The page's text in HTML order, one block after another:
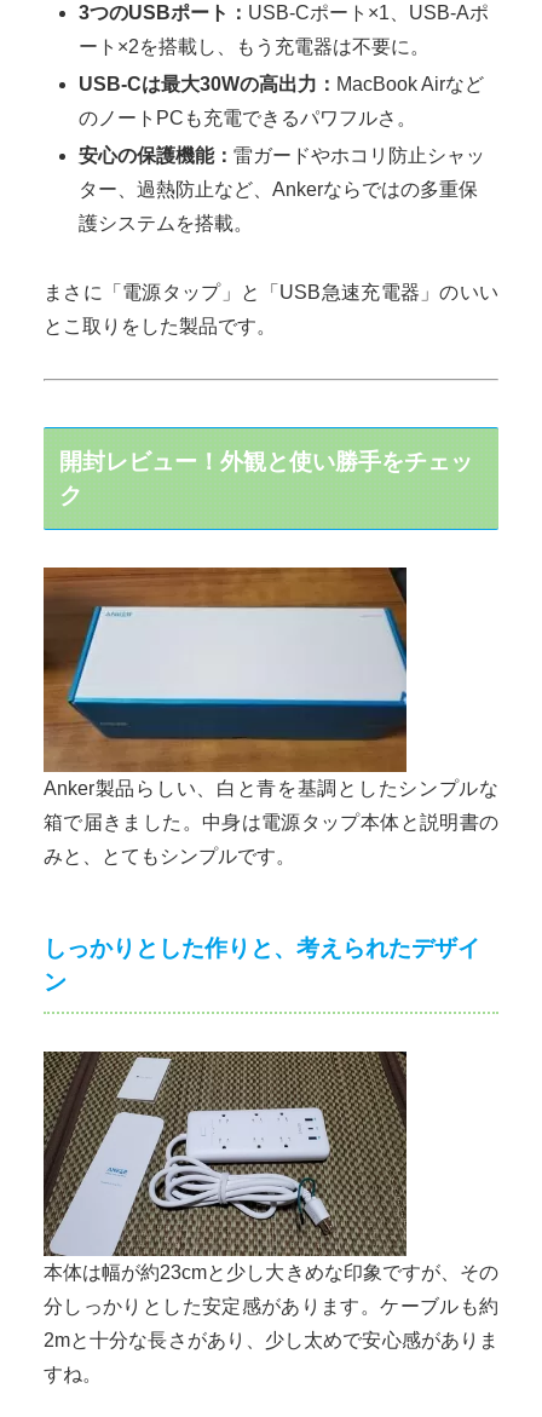
3つのUSBポート： USB-Cポート×1、USB-Aポ
ート×2を搭載し、もう充電器は不要に。
USB-Cは最大30Wの高出力： MacBook Airなど
のノートPCも充電できるパワフルさ。
安心の保護機能：雷ガードやホコリ防止シャッ
ター、過熱防止など、Ankerならではの多重保
護システムを搭載。
まさに「電源タップ」と「USB急速充電器」のいい
とこ取りをした製品です。
開封レビュー！外観と使い勝手をチェッ
ク
Anker製品らしい、白と青を基調としたシンプルな
箱で届きました。中身は電源タップ本体と説明書の
みと、とてもシンプルです。
しっかりとした作りと、考えられたデザイ
ン
本体は幅が約23cmと少し大きめな印象ですが、その
分しっかりとした安定感があります。ケーブルも約
2mと十分な長さがあり、少し太めで安心感がありま
すね。